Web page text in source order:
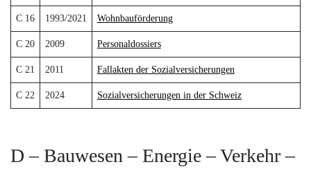
C 16 1993/2021 Wohnbauförderung
C 20 2009 Personaldossiers
C 21 2011 Fallakten der Sozialversicherungen
C 22 2024 Sozialversicherungen in der Schweiz
D – Bauwesen – Energie – Verkehr –